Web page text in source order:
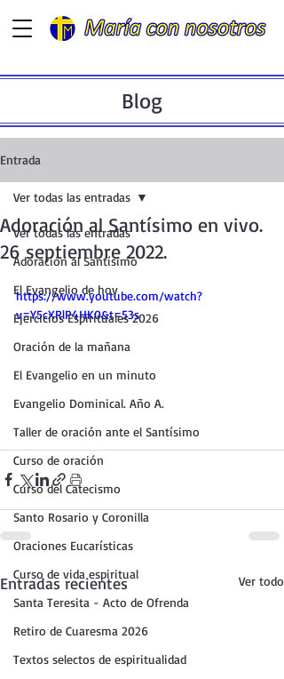
Blog
Entrada
Ver todas las entradas
Adoración al Santísimo
El Evangelio de hoy
Ejercicios Espirituales 2026
Oración de la mañana
El Evangelio en un minuto
Evangelio Dominical. Año A.
Taller de oración ante el Santísimo
Curso de oración
Curso del Catecismo
Santo Rosario y Coronilla
Oraciones Eucarísticas
Curso de vida espiritual
Santa Teresita - Acto de Ofrenda
Retiro de Cuaresma 2026
Textos selectos de espiritualidad
Ver todas las entradas
Adoración al Santísimo en vivo.
26 septiembre 2022.
https://www.youtube.com/watch?
v=Y5cXRlP4HK0&t=53s
Entradas recientes Ver todo